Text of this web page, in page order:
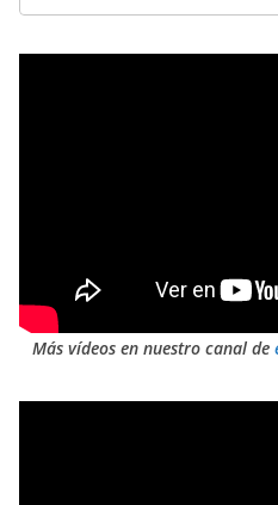
Más vídeos en nuestro canal de